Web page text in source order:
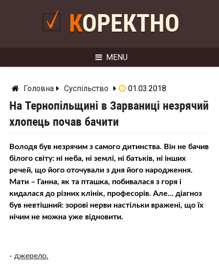
КОРЕКТНО
MENU
Головна Суспільство 01.03.2018
На Тернопільщині в Зарваниці незрячий
хлопець почав бачити
Володя був незрячим з самого дитинства. Він не бачив
білого світу: ні неба, ні землі, ні батьків, ні інших
речей, що його оточували з дня його народження.
Мати – Ганна, як та пташка, побивалася з горя і
кидалася до різних клінік, професорів. Але… діагноз
був невтішний: зорові нерви настільки вражені, що їх
нічим не можна уже відновити.
- джерело.